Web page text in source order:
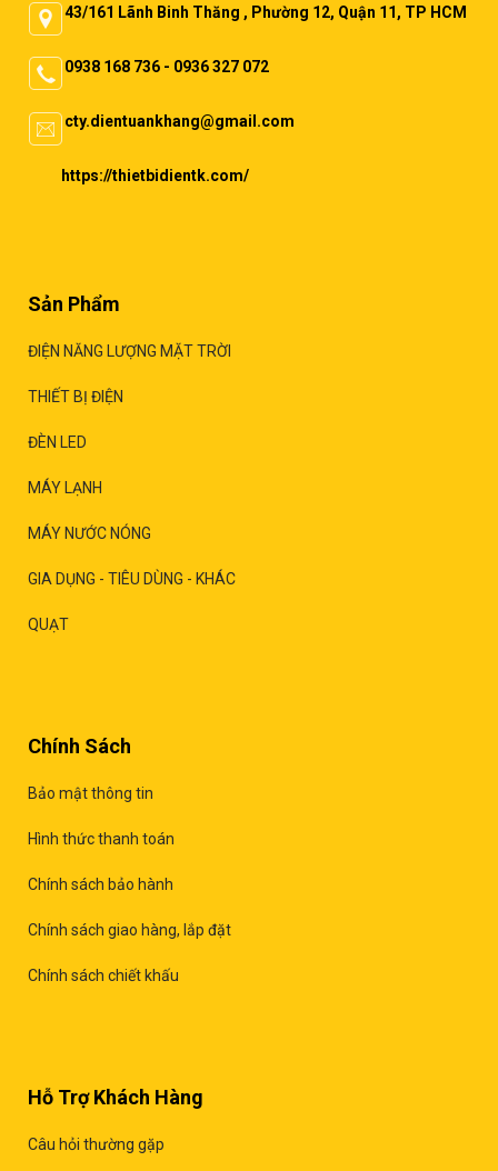
43/161 Lãnh Binh Thăng , Phường 12, Quận 11, TP HCM
0938 168 736 - 0936 327 072
cty.dientuankhang@gmail.com
https://thietbidientk.com/
Sản Phẩm
ĐIỆN NĂNG LƯỢNG MẶT TRỜI
THIẾT BỊ ĐIỆN
ĐÈN LED
MÁY LẠNH
MÁY NƯỚC NÓNG
GIA DỤNG - TIÊU DÙNG - KHÁC
QUẠT
Chính Sách
Bảo mật thông tin
Hình thức thanh toán
Chính sách bảo hành
Chính sách giao hàng, lắp đặt
Chính sách chiết khấu
Hỗ Trợ Khách Hàng
Câu hỏi thường gặp